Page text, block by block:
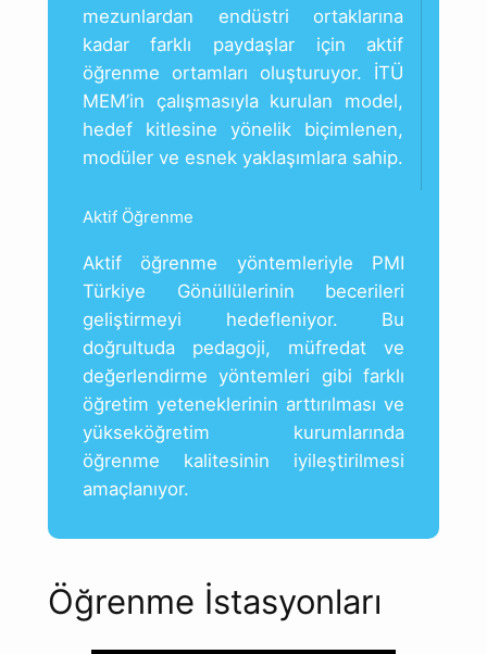
mezunlardan endüstri ortaklarına
kadar farklı paydaşlar için aktif
öğrenme ortamları oluşturuyor. İTÜ
MEM’in çalışmasıyla kurulan model,
hedef kitlesine yönelik biçimlenen,
modüler ve esnek yaklaşımlara sahip.
Aktif Öğrenme
Aktif öğrenme yöntemleriyle PMI
Türkiye Gönüllülerinin becerileri
geliştirmeyi hedefleniyor. Bu
doğrultuda pedagoji, müfredat ve
değerlendirme yöntemleri gibi farklı
öğretim yeteneklerinin arttırılması ve
yükseköğretim kurumlarında
öğrenme kalitesinin iyileştirilmesi
amaçlanıyor.
Öğrenme İstasyonları